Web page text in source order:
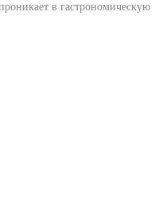
в гастрономическую